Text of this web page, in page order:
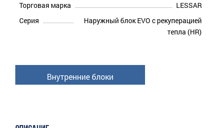
Торговая марка
LESSAR
Серия
Наружный блок EVO с рекуперацией
тепла (HR)
Внутренние блоки